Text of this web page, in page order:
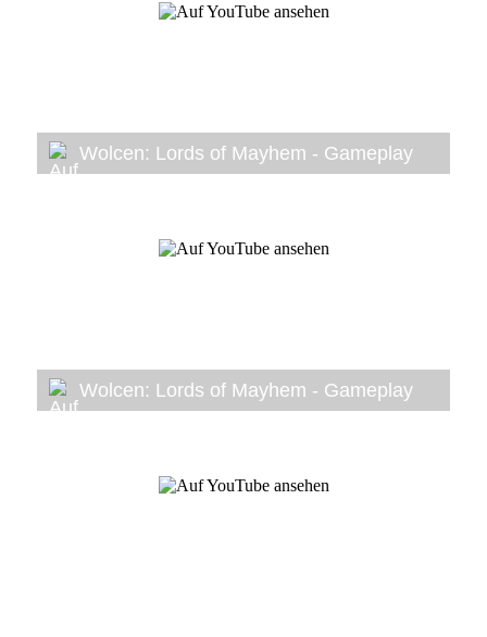
Wolcen: Lords of Mayhem - Gameplay
Wolcen: Lords of Mayhem - Gameplay